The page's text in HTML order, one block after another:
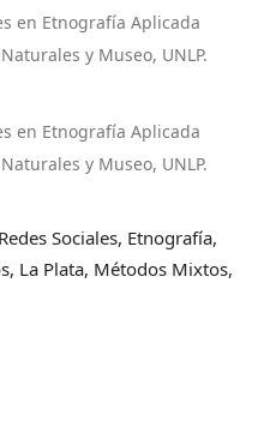
en Etnografía Aplicada
y Museo, UNLP.
en Etnografía Aplicada
y Museo, UNLP.
Sociales, Etnografía,
La Plata, Métodos Mixtos,